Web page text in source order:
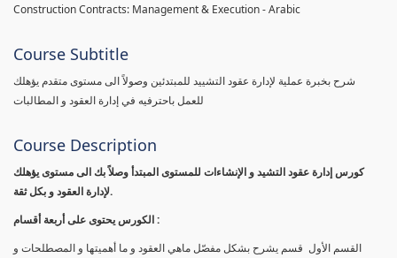
Construction Contracts: Management & Execution - Arabic
Course Subtitle
شرح بخبرة عملية لإدارة عقود التشييد للمبتدئين وصولاً الى مستوى متقدم يؤهلك
للعمل باحترفيه في إدارة العقود و المطالبات
Course Description
كورس إدارة عقود التشيد و الإنشاءات للمستوى المبتدأ وصلاً بك الى مستوى يؤهلك
لإدارة العقود و بكل ثقة.
الكورس يحتوى على أربعة أقسام :
القسم الأول قسم يشرح بشكل مفصّل ماهي العقود و ما أهميتها و المصطلحات و